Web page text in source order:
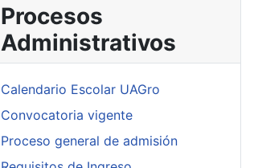
Procesos
Administrativos
Calendario Escolar UAGro
Convocatoria vigente
Proceso general de admisión